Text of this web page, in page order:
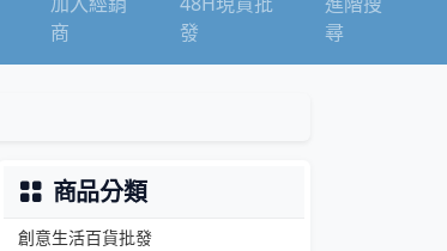
商
發
尋
商品分類
創意生活百貨批發